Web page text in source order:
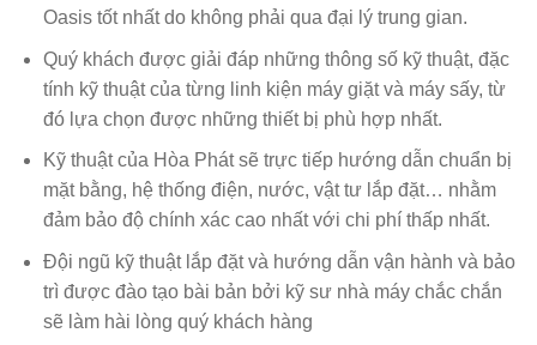
Oasis tốt nhất do không phải qua đại lý trung gian.
Quý khách được giải đáp những thông số kỹ thuật, đặc
tính kỹ thuật của từng linh kiện máy giặt và máy sấy, từ
đó lựa chọn được những thiết bị phù hợp nhất.
Kỹ thuật của Hòa Phát sẽ trực tiếp hướng dẫn chuẩn bị
mặt bằng, hệ thống điện, nước, vật tư lắp đặt… nhằm
đảm bảo độ chính xác cao nhất với chi phí thấp nhất.
Đội ngũ kỹ thuật lắp đặt và hướng dẫn vận hành và bảo
trì được đào tạo bài bản bởi kỹ sư nhà máy chắc chắn
sẽ làm hài lòng quý khách hàng